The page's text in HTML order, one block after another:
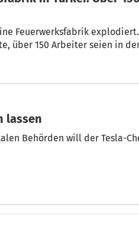
Feuerwerksfabrik
über 150 Arbeiter seien in
lassen
Behörden will der Tesla-